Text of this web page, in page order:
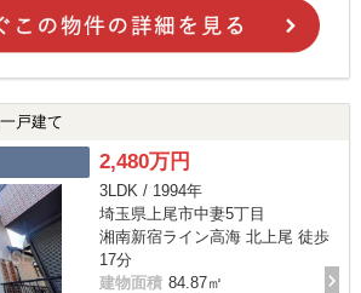
戸建て
2,480万円
3LDK / 1994年
埼玉県上尾市中妻5丁目
湘南新宿ライン高海 北上尾 徒歩
17分
建物面積 84.87㎡